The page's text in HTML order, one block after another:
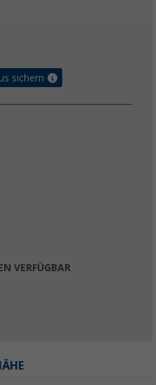
sichern
VERFÜGBAR